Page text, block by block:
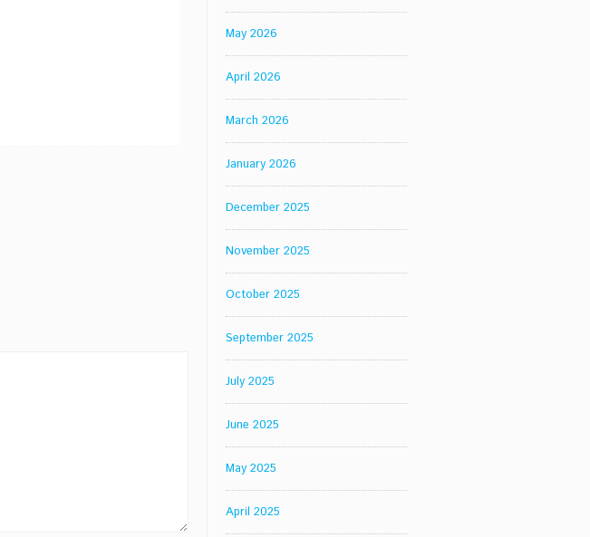
May 2026
April 2026
March 2026
January 2026
December 2025
November 2025
October 2025
September 2025
July 2025
June 2025
May 2025
April 2025